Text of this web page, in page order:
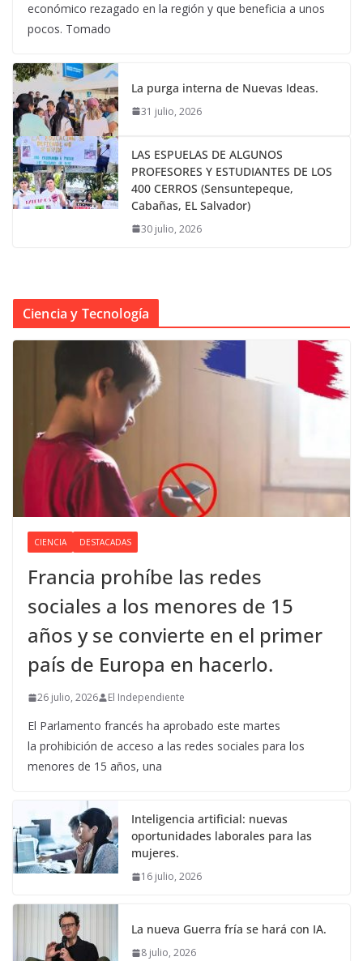
económico rezagado en la región y que beneficia a unos
pocos. Tomado
La purga interna de Nuevas Ideas.
31 julio, 2026
LAS ESPUELAS DE ALGUNOS
PROFESORES Y ESTUDIANTES DE LOS
400 CERROS (Sensuntepeque,
Cabañas, EL Salvador)
30 julio, 2026
Ciencia y Tecnología
CIENCIA DESTACADAS
Francia prohíbe las redes
sociales a los menores de 15
años y se convierte en el primer
país de Europa en hacerlo.
26 julio, 2026 El Independiente
El Parlamento francés ha aprobado este martes
la prohibición de acceso a las redes sociales para los
menores de 15 años, una
Inteligencia artificial: nuevas
oportunidades laborales para las
mujeres.
16 julio, 2026
La nueva Guerra fría se hará con IA.
8 julio, 2026